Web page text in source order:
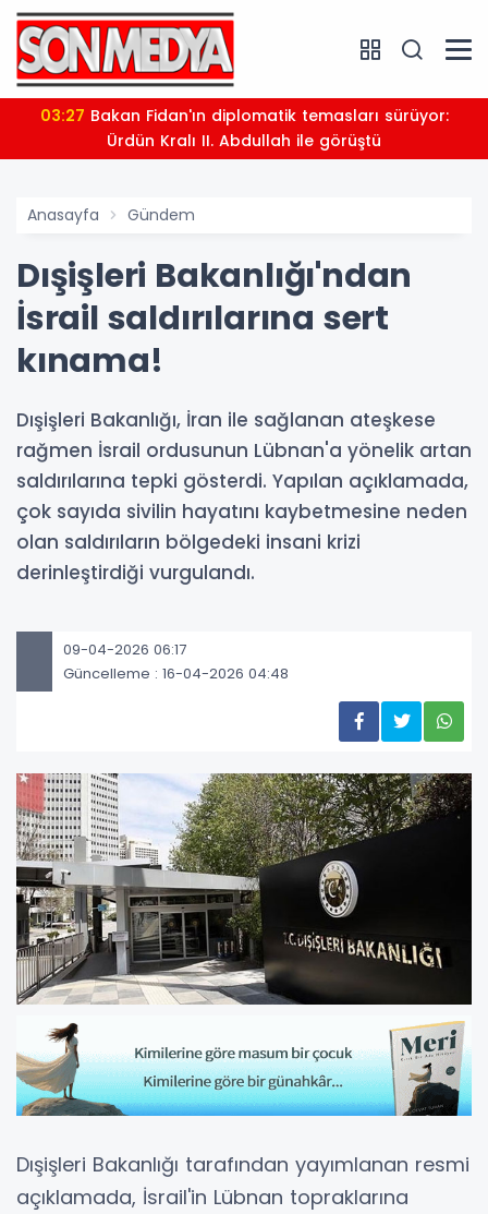
03:27
Ürdün Kralı II. Abdullah ile görüştü
Anasayfa Gündem
Dışişleri Bakanlığı'ndan
İsrail saldırılarına sert
kınama!
Dışişleri Bakanlığı, İran ile sağlanan ateşkese
rağmen İsrail ordusunun Lübnan'a yönelik artan
saldırılarına tepki gösterdi. Yapılan açıklamada,
çok sayıda sivilin hayatını kaybetmesine neden
olan saldırıların bölgedeki insani krizi
derinleştirdiği vurgulandı.
09-04-2026 06:17
Güncelleme : 16-04-2026 04:48
Dışişleri Bakanlığı tarafından yayımlanan resmi
açıklamada, İsrail'in Lübnan topraklarına